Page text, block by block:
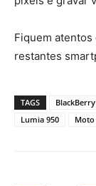
Fiquem
restantes
TAGS
Lumia 950
Moto